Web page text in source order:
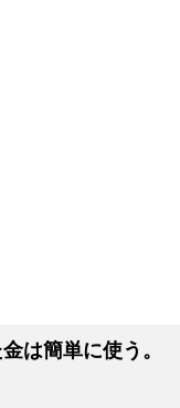
は簡単に使う。